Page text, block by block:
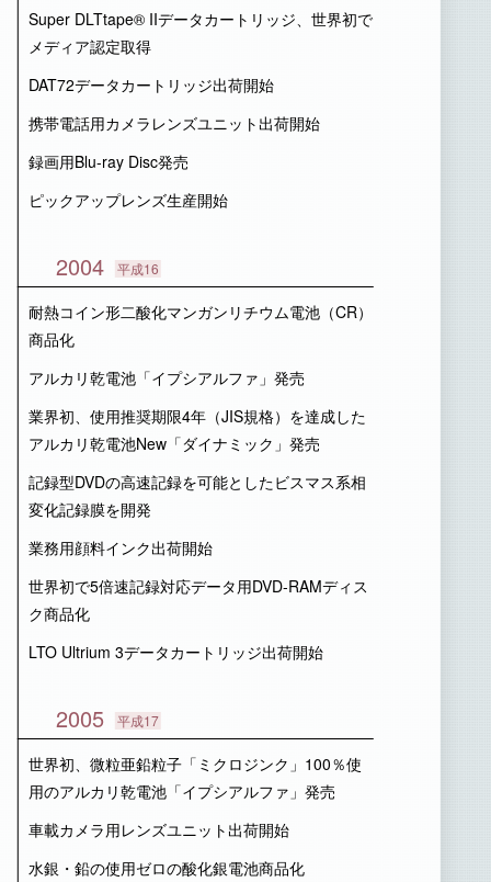
Super DLTtape® IIデータカートリッジ、世界初で
メディア認定取得
DAT72データカートリッジ出荷開始
携帯電話用カメラレンズユニット出荷開始
録画用Blu-ray Disc発売
ピックアップレンズ生産開始
2004 平成16
耐熱コイン形二酸化マンガンリチウム電池（CR）
商品化
アルカリ乾電池「イプシアルファ」発売
業界初、使用推奨期限4年（JIS規格）を達成した
アルカリ乾電池New「ダイナミック」発売
記録型DVDの高速記録を可能としたビスマス系相
変化記録膜を開発
業務用顔料インク出荷開始
世界初で5倍速記録対応データ用DVD-RAMディス
ク商品化
LTO Ultrium 3データカートリッジ出荷開始
2005 平成17
世界初、微粒亜鉛粒子「ミクロジンク」100％使
用のアルカリ乾電池「イプシアルファ」発売
車載カメラ用レンズユニット出荷開始
水銀・鉛の使用ゼロの酸化銀電池商品化